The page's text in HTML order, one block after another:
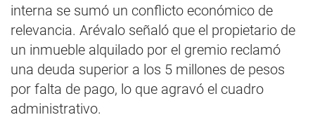
interna se sumó un conflicto económico de
relevancia. Arévalo señaló que el propietario de
un inmueble alquilado por el gremio reclamó
una deuda superior a los 5 millones de pesos
por falta de pago, lo que agravó el cuadro
administrativo.